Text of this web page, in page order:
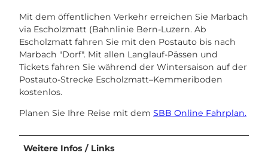
Mit dem öffentlichen Verkehr erreichen Sie Marbach
via Escholzmatt (Bahnlinie Bern-Luzern. Ab
Escholzmatt fahren Sie mit den Postauto bis nach
Marbach "Dorf". Mit allen Langlauf-Pässen und
Tickets fahren Sie während der Wintersaison auf der
Postauto-Strecke Escholzmatt–Kemmeriboden
kostenlos.
Planen Sie Ihre Reise mit dem SBB Online Fahrplan.
Weitere Infos / Links